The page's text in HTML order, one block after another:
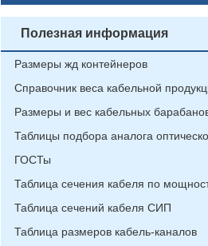
Полезная информация
Размеры жд контейнеров
Справочник веса кабельной
Размеры и вес кабельных
Таблицы подбора аналога
ГОСТы
Таблица сечения кабеля по
Таблица сечений кабеля СИП
Таблица размеров кабель-каналов